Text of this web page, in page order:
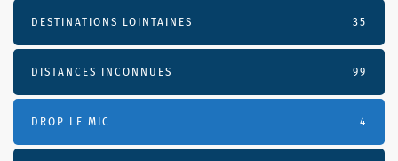
DESTINATIONS LOINTAINES 35
DISTANCES INCONNUES 99
DROP LE MIC 4